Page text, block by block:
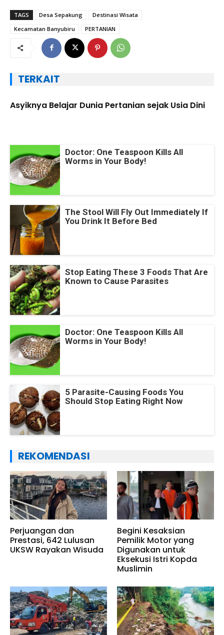
TAGS Desa Sepakung
Destinasi Wisata
Kecamatan Banyubiru
PERTANIAN
TERKAIT
Asyiknya Belajar Dunia Pertanian sejak Usia Dini
Doctor: One Teaspoon Kills All
Worms in Your Body!
The Stool Will Fly Out Immediately If
You Drink It Before Bed
Stop Eating These 3 Foods That Are
Known to Cause Parasites
Doctor: One Teaspoon Kills All
Worms in Your Body!
5 Parasite-Causing Foods You
Should Stop Eating Right Now
REKOMENDASI
Perjuangan dan
Prestasi, 642 Lulusan
UKSW Rayakan Wisuda
Begini Kesaksian
Pemilik Motor yang
Digunakan untuk
Eksekusi Istri Kopda
Muslimin